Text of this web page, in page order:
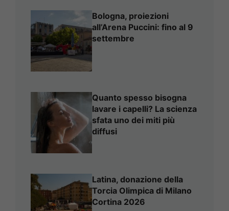
Bologna, proiezioni
all’Arena Puccini: fino al 9
settembre
Quanto spesso bisogna
lavare i capelli? La scienza
sfata uno dei miti più
diffusi
Latina, donazione della
Torcia Olimpica di Milano
Cortina 2026